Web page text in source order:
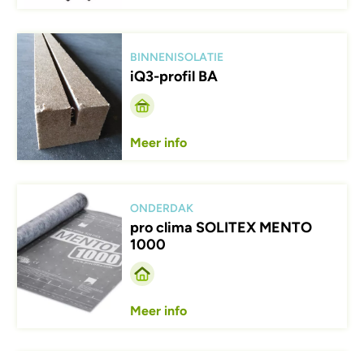
Afbeelding
BINNENISOLATIE
iQ3-profil BA
Meer info
Afbeelding
ONDERDAK
pro clima SOLITEX MENTO
1000
Meer info